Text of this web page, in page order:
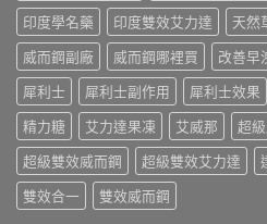
別
指
南〉
中
果、
正
確
用
法
香
港
購
買
南〉
印度學名藥
印度雙效艾力達 天然
威而鋼副廠
威而鋼哪裡買 改善早
犀利士
犀利士副作用 犀利士效果
精力糖
艾力達果凍 艾威那 超
超級雙效威而鋼
超級雙效艾力達
雙效合一
雙效威而鋼